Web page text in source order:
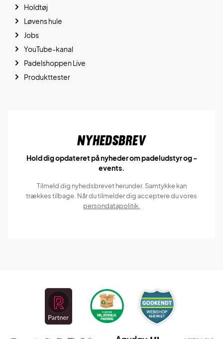
Holdtøj
Løvens hule
Jobs
YouTube-kanal
Padelshoppen Live
Produkttester
Nyhedsbrev
Hold dig opdateret på nyheder om padeludstyr og -
events.
Tilmeld dig nyhedsbrevet herunder. Samtykke kan
trækkes tilbage. Når du tilmelder dig acceptere du vores
persondatapolitik.